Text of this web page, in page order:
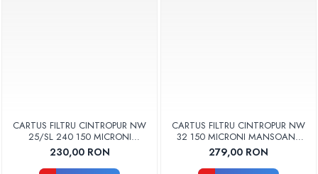
CARTUS FILTRU CINTROPUR NW
25/SL 240 150 MICRONI
MANSOANE FILTRARE SET 5BUC
230,00 RON
CARTUS FILTRU CINTROPUR NW
32 150 MICRONI MANSOANE
FILTRARE SET 5BUC
279,00 RON